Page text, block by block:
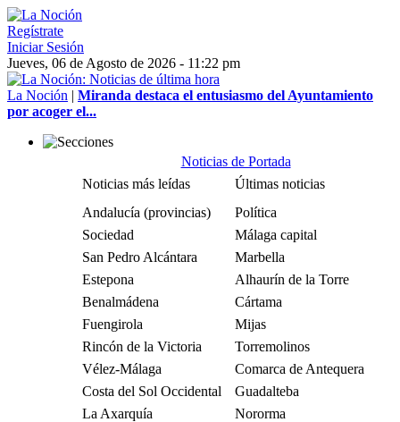
Regístrate
Iniciar Sesión
Jueves, 06 de Agosto de 2026 - 11:22 pm
La Noción | Miranda destaca el entusiasmo del Ayuntamiento
por acoger el...
Noticias de Portada
Noticias más leídas
Últimas noticias
Andalucía (provincias)
Política
Sociedad
Málaga capital
San Pedro Alcántara
Marbella
Estepona
Alhaurín de la Torre
Benalmádena
Cártama
Fuengirola
Mijas
Rincón de la Victoria
Torremolinos
Vélez-Málaga
Comarca de Antequera
Costa del Sol Occidental
Guadalteba
La Axarquía
Nororma